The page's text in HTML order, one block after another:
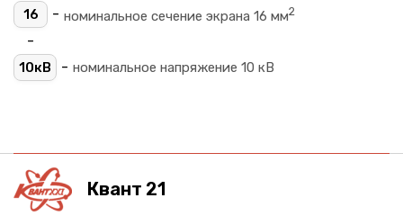
16 - номинальное сечение экрана 16 мм2
-
10кВ - номинальное напряжение 10 кВ
Квант 21